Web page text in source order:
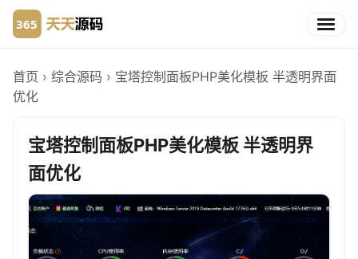
首页 › 综合源码 › 宝塔控制面板PHP美化模板 半透明界面
优化
宝塔控制面板PHP美化模板 半透明界
面优化